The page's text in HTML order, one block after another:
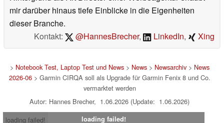
mir darüber hinaus tiefe Einblicke in die Eigenheiten
dieser Branche.
Kontakt:
@HannesBrecher, LinkedIn, Xing
> Notebook Test, Laptop Test und News> News> Newsarchiv> News
2026-06> Garmin CIRQA soll als Upgrade für Garmin Fenix 8 und Co.
vermarktet werden
Autor: Hannes Brecher, 1.06.2026 (Update: 1.06.2026)
loading failed!
loading failed!